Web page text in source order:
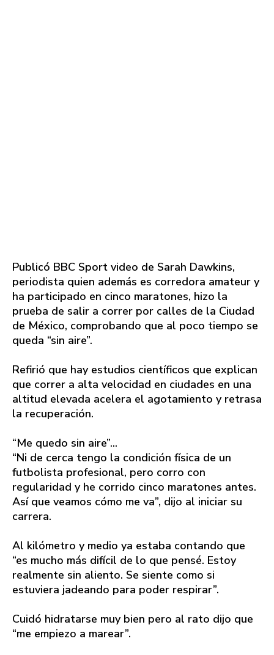
Publicó BBC Sport video de Sarah Dawkins,
periodista quien además es corredora amateur y
ha participado en cinco maratones, hizo la
prueba de salir a correr por calles de la Ciudad
de México, comprobando que al poco tiempo se
queda “sin aire”.
Refirió que hay estudios científicos que explican
que correr a alta velocidad en ciudades en una
altitud elevada acelera el agotamiento y retrasa
la recuperación.
“Me quedo sin aire”...
“Ni de cerca tengo la condición física de un
futbolista profesional, pero corro con
regularidad y he corrido cinco maratones antes.
Así que veamos cómo me va”, dijo al iniciar su
carrera.
Al kilómetro y medio ya estaba contando que
“es mucho más difícil de lo que pensé. Estoy
realmente sin aliento. Se siente como si
estuviera jadeando para poder respirar”.
Cuidó hidratarse muy bien pero al rato dijo que
“me empiezo a marear”.